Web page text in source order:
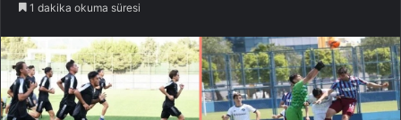
1 dakika okuma süresi